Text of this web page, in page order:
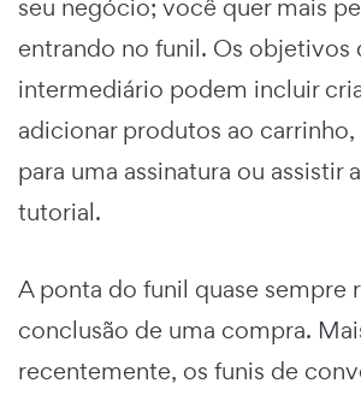
seu negócio; você quer mais
entrando no funil. Os objetivos
intermediário podem incluir
adicionar produtos ao
para uma assinatura ou assistir
tutorial.
A ponta do funil quase sempre
conclusão de uma compra.
recentemente, os funis de